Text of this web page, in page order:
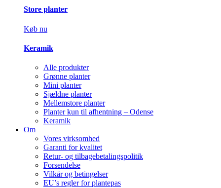
Store planter
Køb nu
Keramik
Alle produkter
Grønne planter
Mini planter
Sjældne planter
Mellemstore planter
Planter kun til afhentning – Odense
Keramik
Om
Vores virksomhed
Garanti for kvalitet
Retur- og tilbagebetalingspolitik
Forsendelse
Vilkår og betingelser
EU’s regler for plantepas